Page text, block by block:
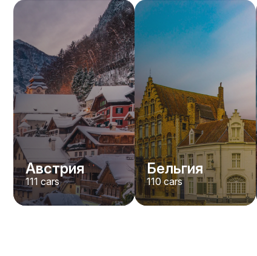
Mercedes Benz
Maybach S-klasse 580
#
YXWG36PR
От 750€
Забронировать сейчас
Австрия
111 cars
Бельгия
110cars